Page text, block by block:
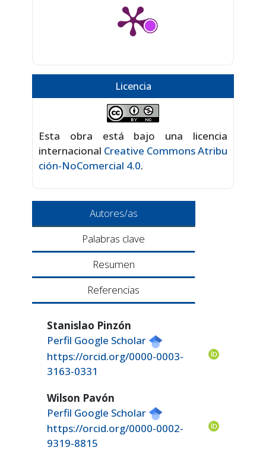
Licencia
Esta obra está bajo una licencia
internacional Creative Commons Atribu
ción-NoComercial 4.0.
Autores/as
Palabras clave
Resumen
Referencias
Stanislao Pinzón
Perfil Google Scholar
https://orcid.org/0000-0003-
3163-0331
Wilson Pavón
Perfil Google Scholar
https://orcid.org/0000-0002-
9319-8815